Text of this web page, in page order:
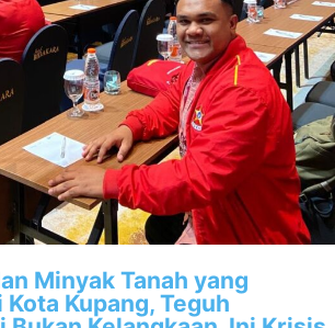
Minyak Tanah yang
Kupang, Teguh